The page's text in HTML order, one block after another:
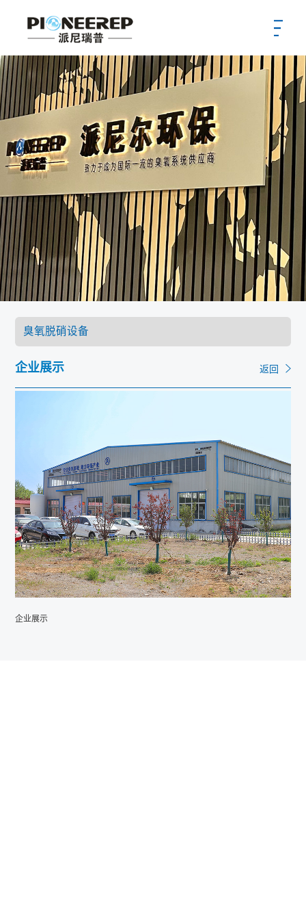
首页
公司
新闻
产品
服务
案例
供应商
招聘
联系
企业展示 返回
企业展示